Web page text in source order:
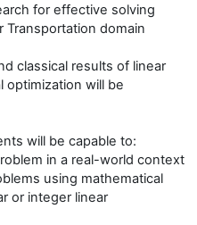
for effective solving
Transportation domain
classical results of linear
optimization will be
will be capable to:
in a real-world context
using mathematical
or integer linear